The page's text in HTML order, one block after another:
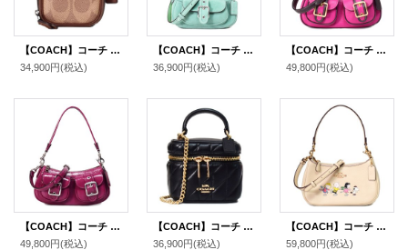
【COACH】コーチ メンズ バッグ コーティングキャンバス レザー シグネチャー スタントン 2WAY クロスボディ 斜め掛け ショルダー バッグ タン×ビンテージブラウン〔日本未発売〕
34,900円(税込)
【COACH】コーチ バッグ スエード レザー ミニ アシュトン 2way クロスボディ 斜め掛け ショルダー ハンドバッグ ミント（日本未発売）
36,900円(税込)
【COACH】コーチ ぺブルレザー アシュトン バゲット 2way クロスボディ 斜め掛け ショルダー ハンド バッグ セリースマルチ（日本未発売）
49,800円(税込)
【COACH】コーチ バッグ パテントレザー アシュトン バゲット 2way クロスボディ 斜め掛け ショルダー ハンドバッグ ピンク（日本未発売）
49,800円(税込)
【COACH】コーチ バッグ レザー キルティング アヴァ ロゴ スクエア ボックス チェーン クロスボディ 2WAY 斜め掛け ショルダー ハンドバッグ ブラック（日本未発売）
36,900円(税込)
【COACH】コーチ ぺブルレザー ピーナッツ コラボ スヌーピー フレンズ テリ 2way クロスボディ 斜め掛け ショルダー ハンド バッグ アイボリーマルチ（日本未発売）
59,800円(税込)